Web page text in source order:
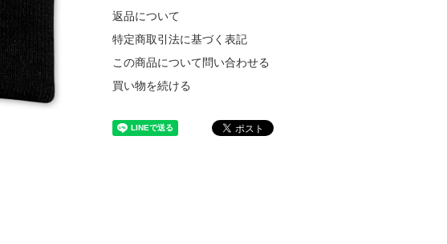
返品について
特定商取引法に基づく表記
この商品について問い合わせる
買い物を続ける